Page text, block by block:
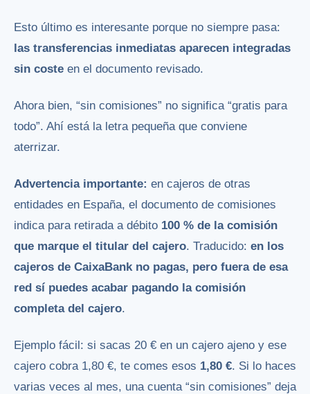
Esto último es interesante porque no siempre pasa:
las transferencias inmediatas aparecen integradas
sin coste en el documento revisado.
Ahora bien, “sin comisiones” no significa “gratis para
todo”. Ahí está la letra pequeña que conviene
aterrizar.
Advertencia importante: en cajeros de otras
entidades en España, el documento de comisiones
indica para retirada a débito 100 % de la comisión
que marque el titular del cajero. Traducido: en los
cajeros de CaixaBank no pagas, pero fuera de esa
red sí puedes acabar pagando la comisión
completa del cajero.
Ejemplo fácil: si sacas 20 € en un cajero ajeno y ese
cajero cobra 1,80 €, te comes esos 1,80 €. Si lo haces
varias veces al mes, una cuenta “sin comisiones” deja